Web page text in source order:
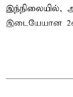
இந்நிலையில்,
இடையேயான